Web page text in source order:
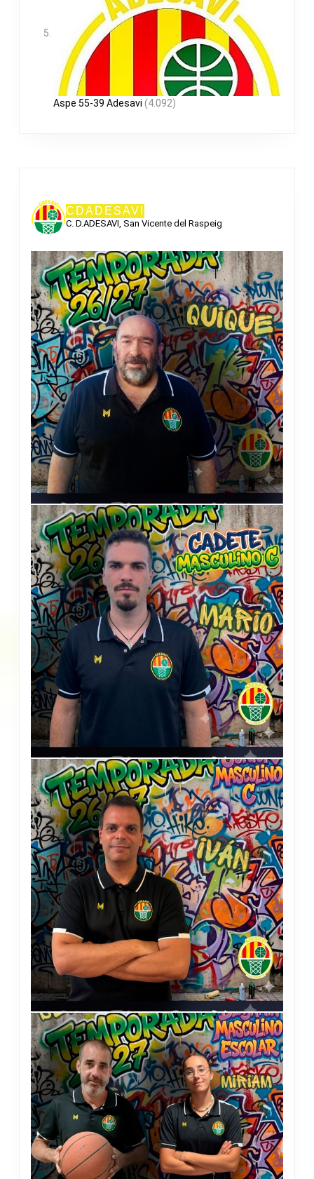
Aspe 55-39 Adesavi (4.092)
CDADESAVI
C. D.ADESAVI, San Vicente del Raspeig